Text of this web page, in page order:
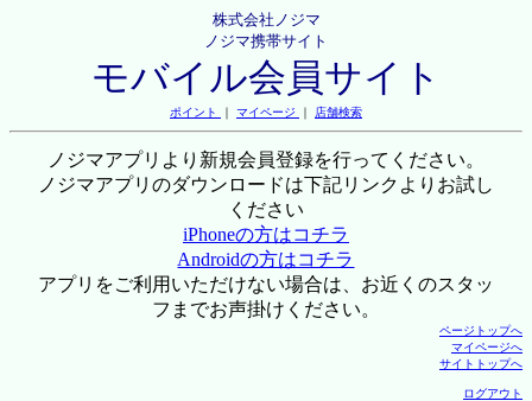
株式会社ノジマ
ノジマ携帯サイト
モバイル会員サイト
ポイント ｜ マイページ ｜ 店舗検索
ノジマアプリより新規会員登録を行ってください。
ノジマアプリのダウンロードは下記リンクよりお試し
ください
iPhoneの方はコチラ
Androidの方はコチラ
アプリをご利用いただけない場合は、お近くのスタッ
フまでお声掛けください。
ページトップへ
マイページへ
サイトトップへ
ログアウト